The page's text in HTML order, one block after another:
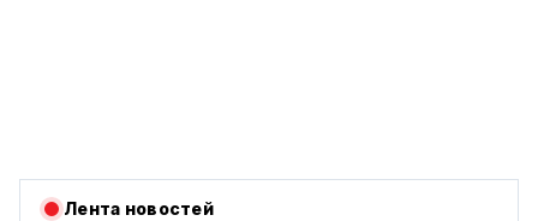
Лента новостей